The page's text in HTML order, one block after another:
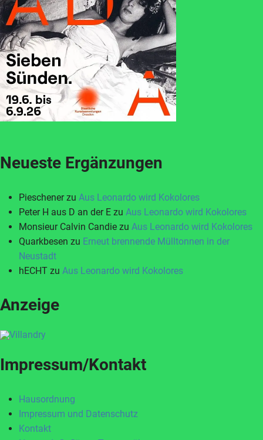
Neueste Ergänzungen
Pieschenerzu Aus Leonardo wird Kokolores
Peter H aus D an der E zu Aus Leonardo wird Kokolores
Monsieur Calvin Candie zu Aus Leonardo wird Kokolores
Quarkbesen zu Erneut brennende Mülltonnen in der
Neustadt
hECHT zu Aus Leonardo wird Kokolores
Anzeige
Impressum/Kontakt
Hausordnung
Impressum und Datenschutz
Kontakt